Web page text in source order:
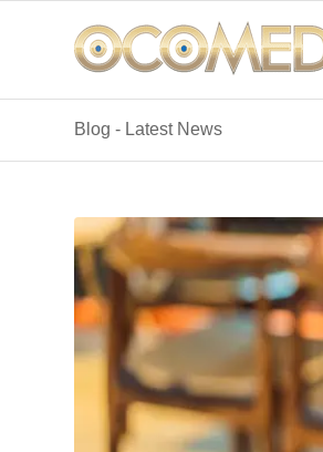
Blog - Latest News